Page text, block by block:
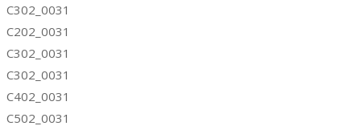
C302_0031
C202_0031
C302_0031
C302_0031
C402_0031
C502_0031